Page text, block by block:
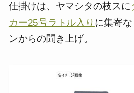
仕掛けは、ヤマシタの枝スに
カー25号ラトル入り に集寄
ンからの聞き上げ。